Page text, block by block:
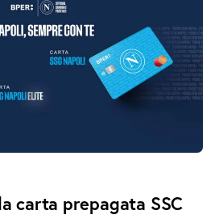
carta prepagata SSC